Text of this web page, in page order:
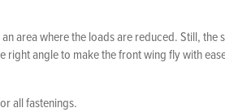
area where the loads are reduced. Still, the
right angle to make the front wing fly with
all fastenings.